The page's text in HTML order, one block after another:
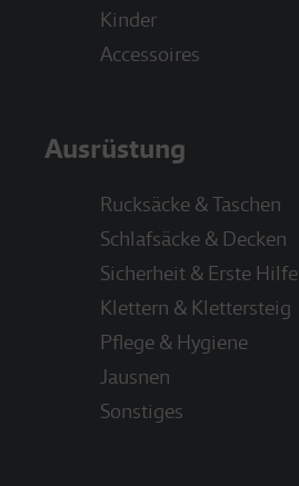
Kinder
Accessoires
Ausrüstung
Rucksäcke & Taschen
Schlafsäcke & Decken
Sicherheit & Erste Hilfe
Klettern & Klettersteig
Pflege & Hygiene
Jausnen
Sonstiges